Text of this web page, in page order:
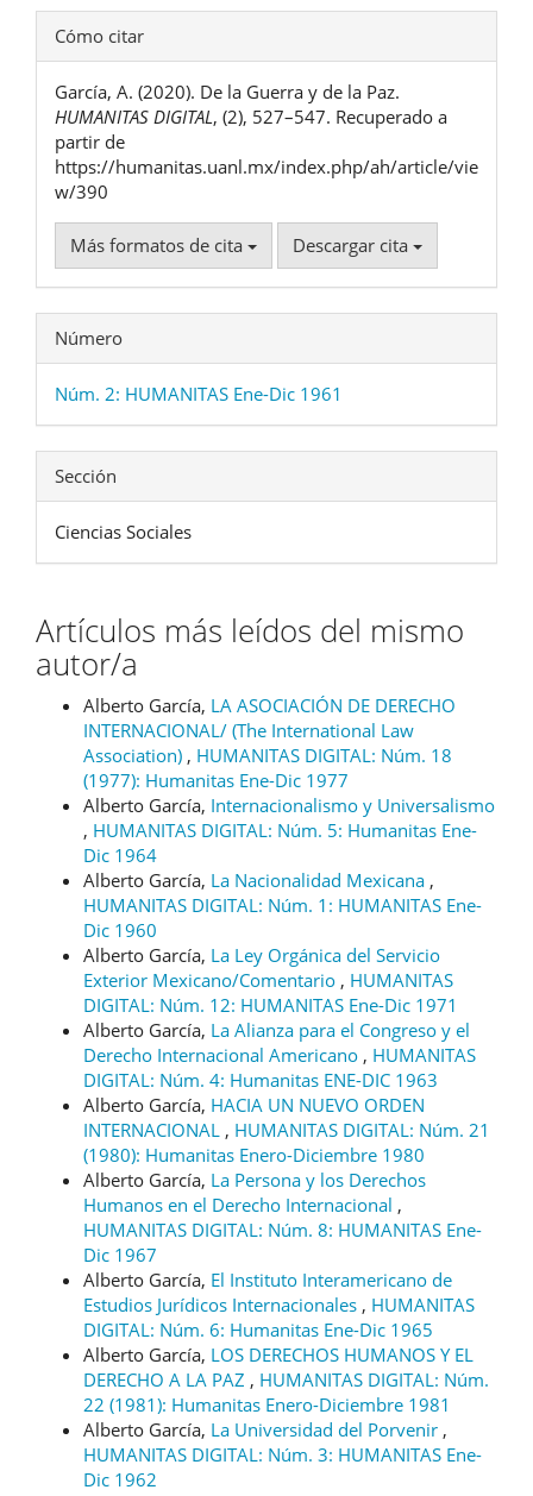
Detalles
del
artículo
Cómo citar
García, A. (2020). De la Guerra y de la Paz.
HUMANITAS DIGITAL, (2), 527–547. Recuperado a
partir de
https://humanitas.uanl.mx/index.php/ah/article/vie
w/390
Más formatos de cita Descargar cita
Número
Núm. 2: HUMANITAS Ene-Dic 1961
Sección
Ciencias Sociales
Artículos más leídos del mismo
autor/a
Alberto García, LA ASOCIACIÓN DE DERECHO
INTERNACIONAL/ (The International Law
Association) , HUMANITAS DIGITAL: Núm. 18
(1977): Humanitas Ene-Dic 1977
Alberto García, Internacionalismo y Universalismo
, HUMANITAS DIGITAL: Núm. 5: Humanitas Ene-
Dic 1964
Alberto García, La Nacionalidad Mexicana ,
HUMANITAS DIGITAL: Núm. 1: HUMANITAS Ene-
Dic 1960
Alberto García, La Ley Orgánica del Servicio
Exterior Mexicano/Comentario , HUMANITAS
DIGITAL: Núm. 12: HUMANITAS Ene-Dic 1971
Alberto García, La Alianza para el Congreso y el
Derecho Internacional Americano , HUMANITAS
DIGITAL: Núm. 4: Humanitas ENE-DIC 1963
Alberto García, HACIA UN NUEVO ORDEN
INTERNACIONAL , HUMANITAS DIGITAL: Núm. 21
(1980): Humanitas Enero-Diciembre 1980
Alberto García, La Persona y los Derechos
Humanos en el Derecho Internacional ,
HUMANITAS DIGITAL: Núm. 8: HUMANITAS Ene-
Dic 1967
Alberto García, El Instituto Interamericano de
Estudios Jurídicos Internacionales , HUMANITAS
DIGITAL: Núm. 6: Humanitas Ene-Dic 1965
Alberto García, LOS DERECHOS HUMANOS Y EL
DERECHO A LA PAZ , HUMANITAS DIGITAL: Núm.
22 (1981): Humanitas Enero-Diciembre 1981
Alberto García, La Universidad del Porvenir ,
HUMANITAS DIGITAL: Núm. 3: HUMANITAS Ene-
Dic 1962